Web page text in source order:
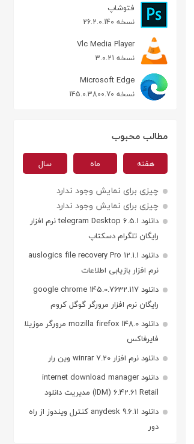
فتوشاپ
نسخه 26.2.0.140
Vlc Media Player
نسخه 3.0.21
Microsoft Edge
نسخه 145.0.3800.70
مطالب محبوب
هفته ماه سال
چیزی برای نمایش وجود ندارد
چیزی برای نمایش وجود ندارد
دانلود telegram Desktop 6.5.1 نرم افزار
رایگان تلگرام دسکتاپ
دانلود auslogics file recovery Pro 12.1.1
نرم افزار بازیابی اطلاعات
دانلود google chrome 145.0.7632.117
رایگان نرم افزار مرورگر گوگل کروم
دانلود mozilla firefox 148.0 مرورگر موزیلا
فایرفاکس
دانلود نرم افزار winrar 7.20 وین رار
دانلود internet download manager
(IDM) 6.42.61 Retail مدیریت دانلود
دانلود anydesk 9.6.11 کنترل ویندوز از راه
دور